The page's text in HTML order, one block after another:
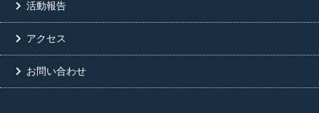
活動報告
アクセス
お問い合わせ